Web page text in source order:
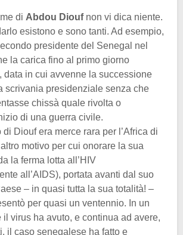
di Abdou Dioufnon vi dica niente.
esistono e sono tanti. Ad esempio,
presidente del Senegal nel
la carica fino al primo giorno
data in cui avvenne la successione
scrivania presidenziale senza che
chissà quale rivolta o
di una guerra civile.
di Diouf era merce rara per l’Africa di
motivo per cui onorare la sua
la ferma lotta all’HIV
all’AIDS), portata avanti dal suo
– in quasi tutta la sua totalità! –
per quasi un ventennio. In un
il virus ha avuto, e continua ad avere,
il caso senegalese ha fatto e